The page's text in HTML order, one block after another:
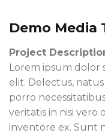
Demo Media
Project
Lorem ipsum dolor
elit. Delectus,
porro
veritatis in nisi vero
inventore ex. Sunt